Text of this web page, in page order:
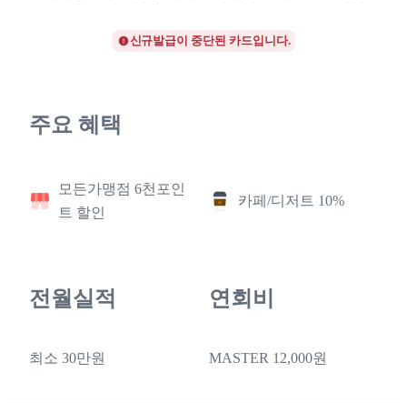
신규발급이 중단된 카드입니다.
주요 혜택
모든가맹점 6천포인
트 할인
카페/디저트 10%
전월실적
최소 30만원
연회비
MASTER 12,000원